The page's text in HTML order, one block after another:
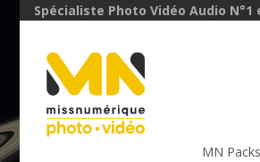
Spécialiste Photo Vidéo Audio N°1
MN Packs